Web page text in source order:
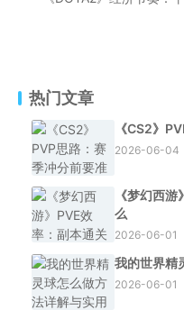
热门文章
《CS2》
2026-06-04
《梦幻西
么
2026-06-01
我的世界精
2026-06-01